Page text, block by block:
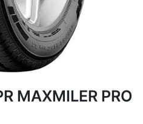
MAXMILER PRO